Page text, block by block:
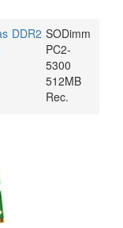
DDR2 SODimm
PC2-
5300
512MB
Rec.